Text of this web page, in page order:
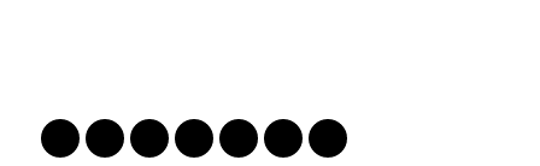
Lien vers le profil Mastodon
Lien vers le profil Bluesky
Lien vers le profil Instagram
Lien vers le profil Linkedin
Lien vers le profil Facebook
Lien vers le profil Twitter
Partager par WhatsApp